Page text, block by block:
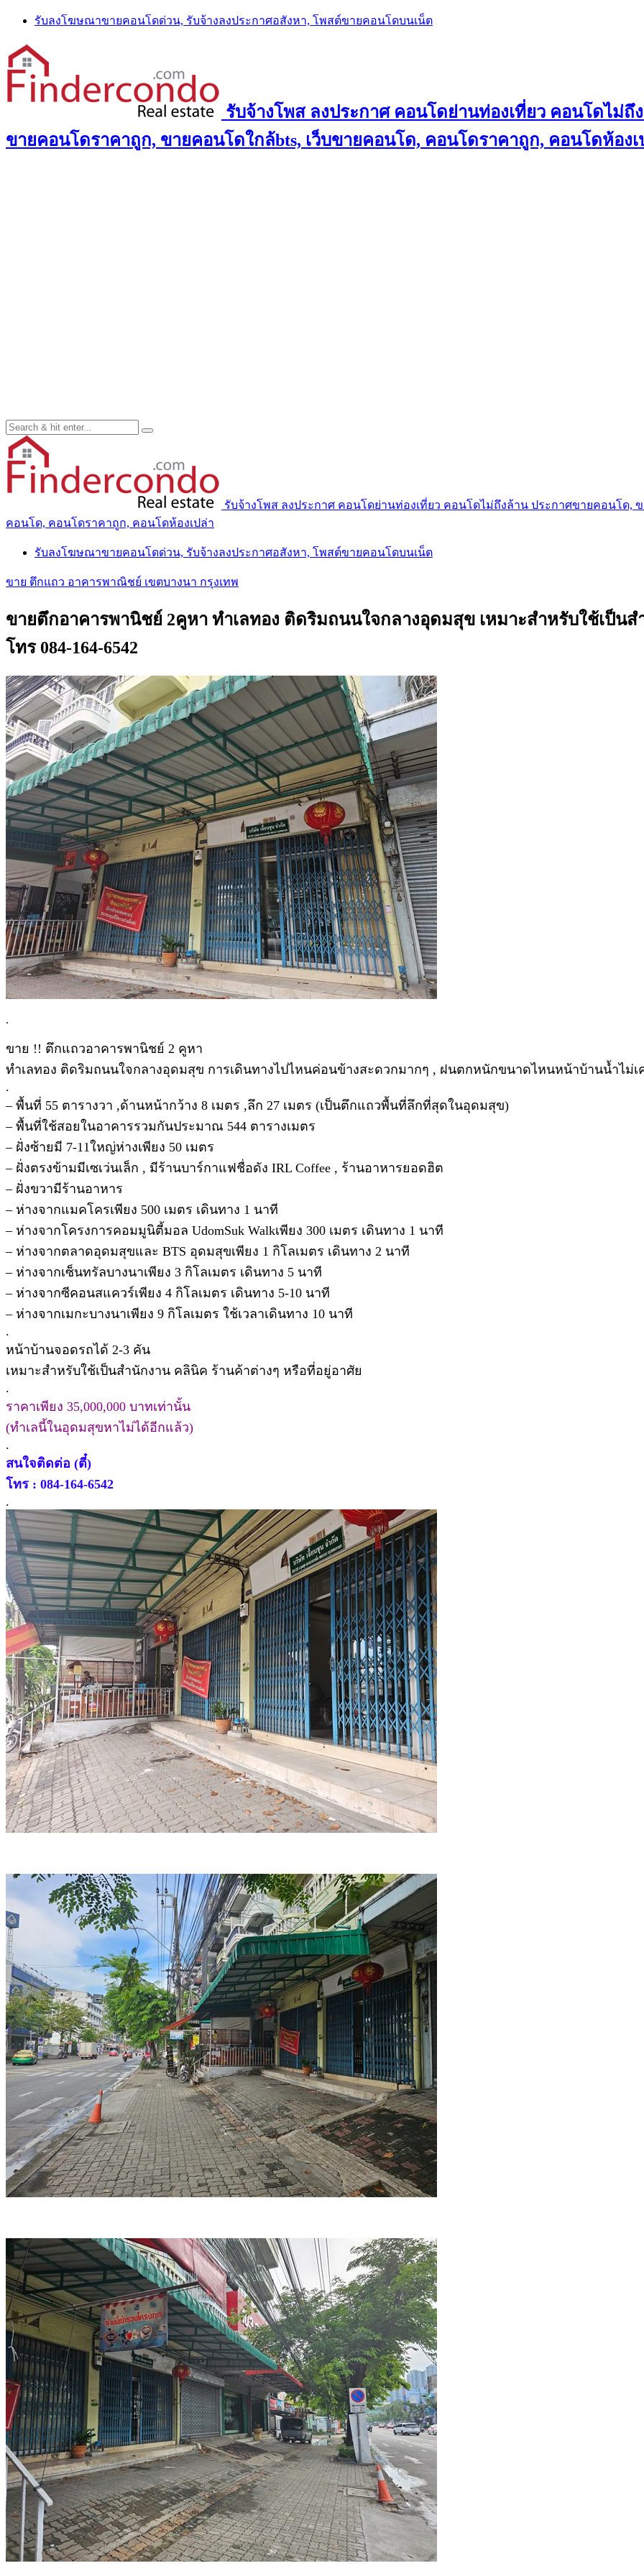
Skip
content
รับลงโฆษณาขายคอนโดด่วน, รับจ้างลงประกาศอสังหา, โพสต์ขายคอนโดบนเน็ต
รับจ้างโพส ลงประกาศ คอนโดย่านท่องเที่ยว คอนโดไม่
ขายคอนโดราคาถูก, ขายคอนโดใกล้bts, เว็บขายคอนโด, คอนโดราคาถูก, คอนโดห้องเ
รับจ้างโพส ลงประกาศ คอนโดย่านท่องเที่ยว คอนโดไม่ถึงล้าน ประกาศขายคอนโด,
คอนโด, คอนโดราคาถูก, คอนโดห้องเปล่า
รับลงโฆษณาขายคอนโดด่วน, รับจ้างลงประกาศอสังหา, โพสต์ขายคอนโดบนเน็ต
ขาย ตึกแถว อาคารพาณิชย์ เขตบางนา กรุงเทพ
ขายตึกอาคารพานิชย์ 2คูหา ทำเลทอง ติดริมถนนใจกลางอุดมสุข เหมาะสำหรับใช้เป็น
โทร 084-164-6542
.
ขาย !! ตึกแถวอาคารพานิชย์ 2 คูหา
ทำเลทอง ติดริมถนนใจกลางอุดมสุข การเดินทางไปไหนค่อนข้างสะดวกมากๆ , ฝนตกหนักขนาดไหนหน้าบ้านน้ำไม่
.
– พื้นที่ 55 ตารางวา ,ด้านหน้ากว้าง 8 เมตร ,ลึก 27 เมตร (เป็นตึกแถวพื้นที่ลึกที่สุดในอุดมสุข)
– พื้นที่ใช้สอยในอาคารรวมกันประมาณ 544 ตารางเมตร
– ฝั่งซ้ายมี 7-11ใหญ่ห่างเพียง 50 เมตร
– ฝั่งตรงข้ามมีเซเว่นเล็ก , มีร้านบาร์กาแฟชื่อดัง IRL Coffee , ร้านอาหารยอดฮิต
– ฝั่งขวามีร้านอาหาร
– ห่างจากแมคโครเพียง 500 เมตร เดินทาง 1 นาที
– ห่างจากโครงการคอมมูนิตี้มอล UdomSuk Walkเพียง 300 เมตร เดินทาง 1 นาที
– ห่างจากตลาดอุดมสุขและ BTS อุดมสุขเพียง 1 กิโลเมตร เดินทาง 2 นาที
– ห่างจากเซ็นทรัลบางนาเพียง 3 กิโลเมตร เดินทาง 5 นาที
– ห่างจากซีคอนสแควร์เพียง 4 กิโลเมตร เดินทาง 5-10 นาที
– ห่างจากเมกะบางนาเพียง 9 กิโลเมตร ใช้เวลาเดินทาง 10 นาที
.
หน้าบ้านจอดรถได้ 2-3 คัน
เหมาะสำหรับใช้เป็นสำนักงาน คลินิค ร้านค้าต่างๆ หรือที่อยู่อาศัย
.
ราคาเพียง 35,000,000 บาทเท่านั้น
(ทำเลนี้ในอุดมสุขหาไม่ได้อีกแล้ว)
.
สนใจติดต่อ (ตี๋)
โทร : 084-164-6542
.